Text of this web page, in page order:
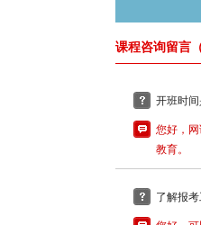
课程咨询留言
开班时间
您好，
教育。
了解报